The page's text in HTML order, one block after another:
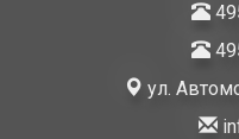
ул.